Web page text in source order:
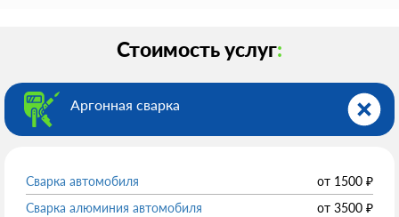
Стоимость услуг:
Аргонная сварка
Сварка автомобиля от 1500 ₽
Сварка алюминия автомобиля
от 3500 ₽